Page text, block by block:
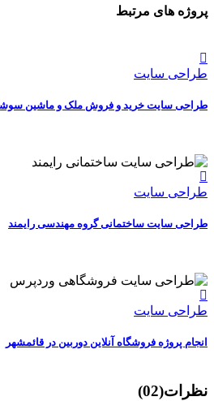
پروژه های مرتبط
طراحی سایت
طراحی سایت خرید و فروش ملک و ماشین
طراحی سایت
طراحی سایت ساختمانی گروه مهندسی رایمند
طراحی سایت
انجام پروژه فروشگاه آنلاین دوربین در قائمشهر
نظرات(02)